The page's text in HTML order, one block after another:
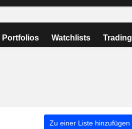
Portfolios Watchlists Trading
Zu einer Liste hinzufügen